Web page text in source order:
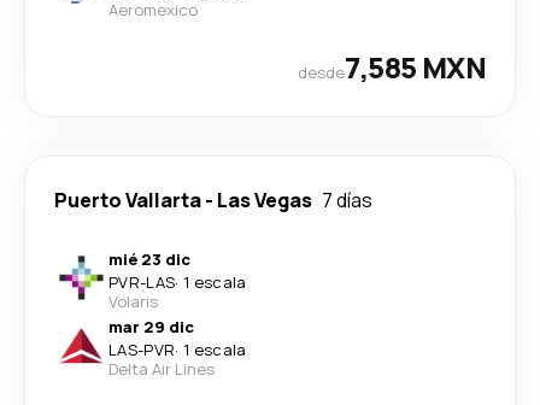
Aeromexico
desde7,585 MXN
Puerto Vallarta- Las Vegas 7 días
mié 23 dic
PVR-LAS· 1 escala
Volaris
mar 29 dic
LAS-PVR· 1 escala
Delta Air Lines